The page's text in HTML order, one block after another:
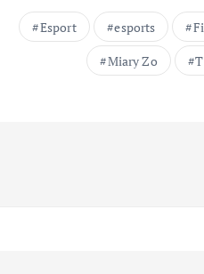
Esport esports
Miary Zo